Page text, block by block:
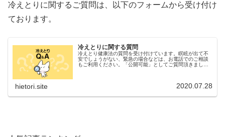
冷えとりに関するご質問は、以下のフォームから受け付け
ております。
冷えとりに関する質問
冷えとり健康法の質問を受け付けています。瞑眩が出て不
安でしょうがない、緊急の場合などは、お電話でのご相談
もご利用ください。「公開可能」としてご質問頂きました
hietori.site 2020.07.28